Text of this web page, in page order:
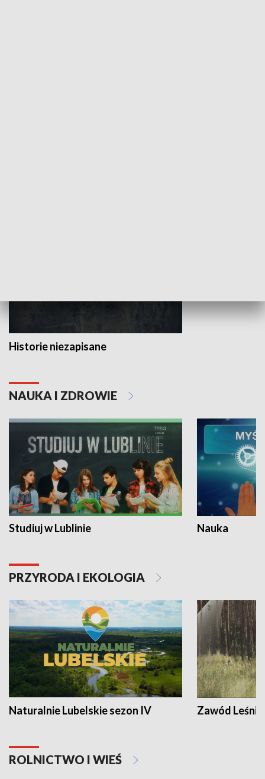
Historie niezapisane
NAUKA I ZDROWIE
Studiuj w Lublinie Nauka
PRZYRODA I EKOLOGIA
Naturalnie Lubelskie sezon IV Zawód Leśnik
ROLNICTWO I WIEŚ